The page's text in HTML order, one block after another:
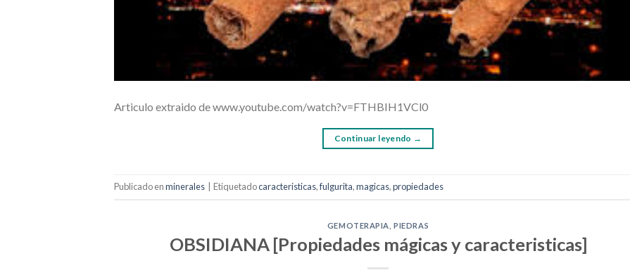
Articulo extraido de www.youtube.com/watch?v=FTHBIH1VCl0
Continuar leyendo →
Publicado enminerales Etiquetadocaracteristicas,fulgurita,magicas,propiedades
GEMOTERAPIA ,PIEDRAS
OBSIDIANA [Propiedades mágicas y caracteristicas]